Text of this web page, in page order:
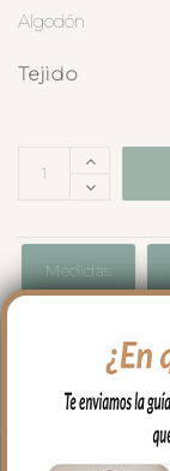
Algodón
Tejido
Medidas